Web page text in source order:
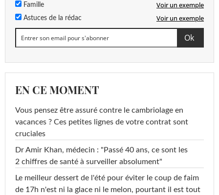
Famille Voir un exemple
Astuces de la rédac Voir un exemple
EN CE MOMENT
Vous pensez être assuré contre le cambriolage en
vacances ? Ces petites lignes de votre contrat sont
cruciales
Dr Amir Khan, médecin : "Passé 40 ans, ce sont les
2 chiffres de santé à surveiller absolument"
Le meilleur dessert de l'été pour éviter le coup de faim
de 17h n'est ni la glace ni le melon, pourtant il est tout